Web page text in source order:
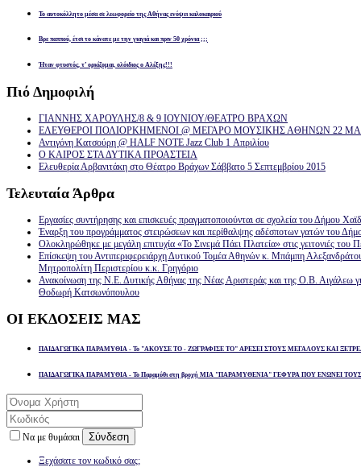
Το αυτοκόλλητο μέσα σε λεωφορείο της Αθήνας ενόψει καλοκαιριού
Βρε παππού, έτσι το κάνατε με την γιαγιά και πριν 50 χρόνια ;;;
Ήταν φτυστός, τ’ ορκίζομαι, ολόιδιος ο Αλέξης!!!
Πιό Δημοφιλή
ΓΙΑΝΝΗΣ ΧΑΡΟΥΛΗΣ/8 & 9 ΙΟΥΝΙΟΥ/ΘΕΑΤΡΟ ΒΡΑΧΩΝ
ΕΛΕΥΘΕΡΟΙ ΠΟΛΙΟΡΚΗΜΕΝΟΙ @ ΜΕΓΑΡΟ ΜΟΥΣΙΚΗΣ ΑΘΗΝΩΝ 22
Αντιγόνη Κατσούρη @ HALF NOTE Jazz Club 1 Απριλίου
Ο ΚΑΙΡΟΣ ΣΤΑ ΔΥΤΙΚΑ ΠΡΟΑΣΤΕΙΑ
Ελευθερία Αρβανιτάκη στο Θέατρο Βράχων Σάββατο 5 Σεπτεμβρίου 2015
Τελευταία Άρθρα
Εργασίες συντήρησης και επισκευές πραγματοποιούνται σε σχολεία του Δήμου
Έναρξη του προγράμματος στειρώσεων και περίθαλψης αδέσποτων γατών του
Ολοκληρώθηκε με μεγάλη επιτυχία «Το Σινεμά Πάει Πλατεία» στις γειτονιές του
Επίσκεψη του Αντιπεριφερειάρχη Δυτικού Τομέα Αθηνών κ. Μπάμπη
Μητροπολίτη Περιστερίου κ.κ. Γρηγόριο
Ανακοίνωση της Ν.Ε. Δυτικής Αθήνας της Νέας Αριστεράς και της Ο.Β. Αιγάλεω
Θοδωρή Κατσωνόπουλου
ΟΙ ΕΚΔΟΣΕΙΣ ΜΑΣ
ΠΑΙΔΑΓΩΓΙΚΑ ΠΑΡΑΜΥΘΙΑ - Το "ΑΚΟΥΣΕ ΤΟ - ΖΩΓΡΑΦΙΣΕ ΤΟ" ΑΡΕΣΕΙ ΣΤΟΥΣ ΜΕΓΑΛΟΥΣ ΚΑΙ
ΠΑΙΔΑΓΩΓΙΚΑ ΠΑΡΑΜΥΘΙΑ - Το Παραμύθι στη βροχή ΜΙΑ "ΠΑΡΑΜΥΘΕΝΙΑ" ΓΕΦΥΡΑ ΠΟΥ ΕΝΩΝΕΙ
Να με θυμάσαι Σύνδεση
Ξεχάσατε τον κωδικό σας;